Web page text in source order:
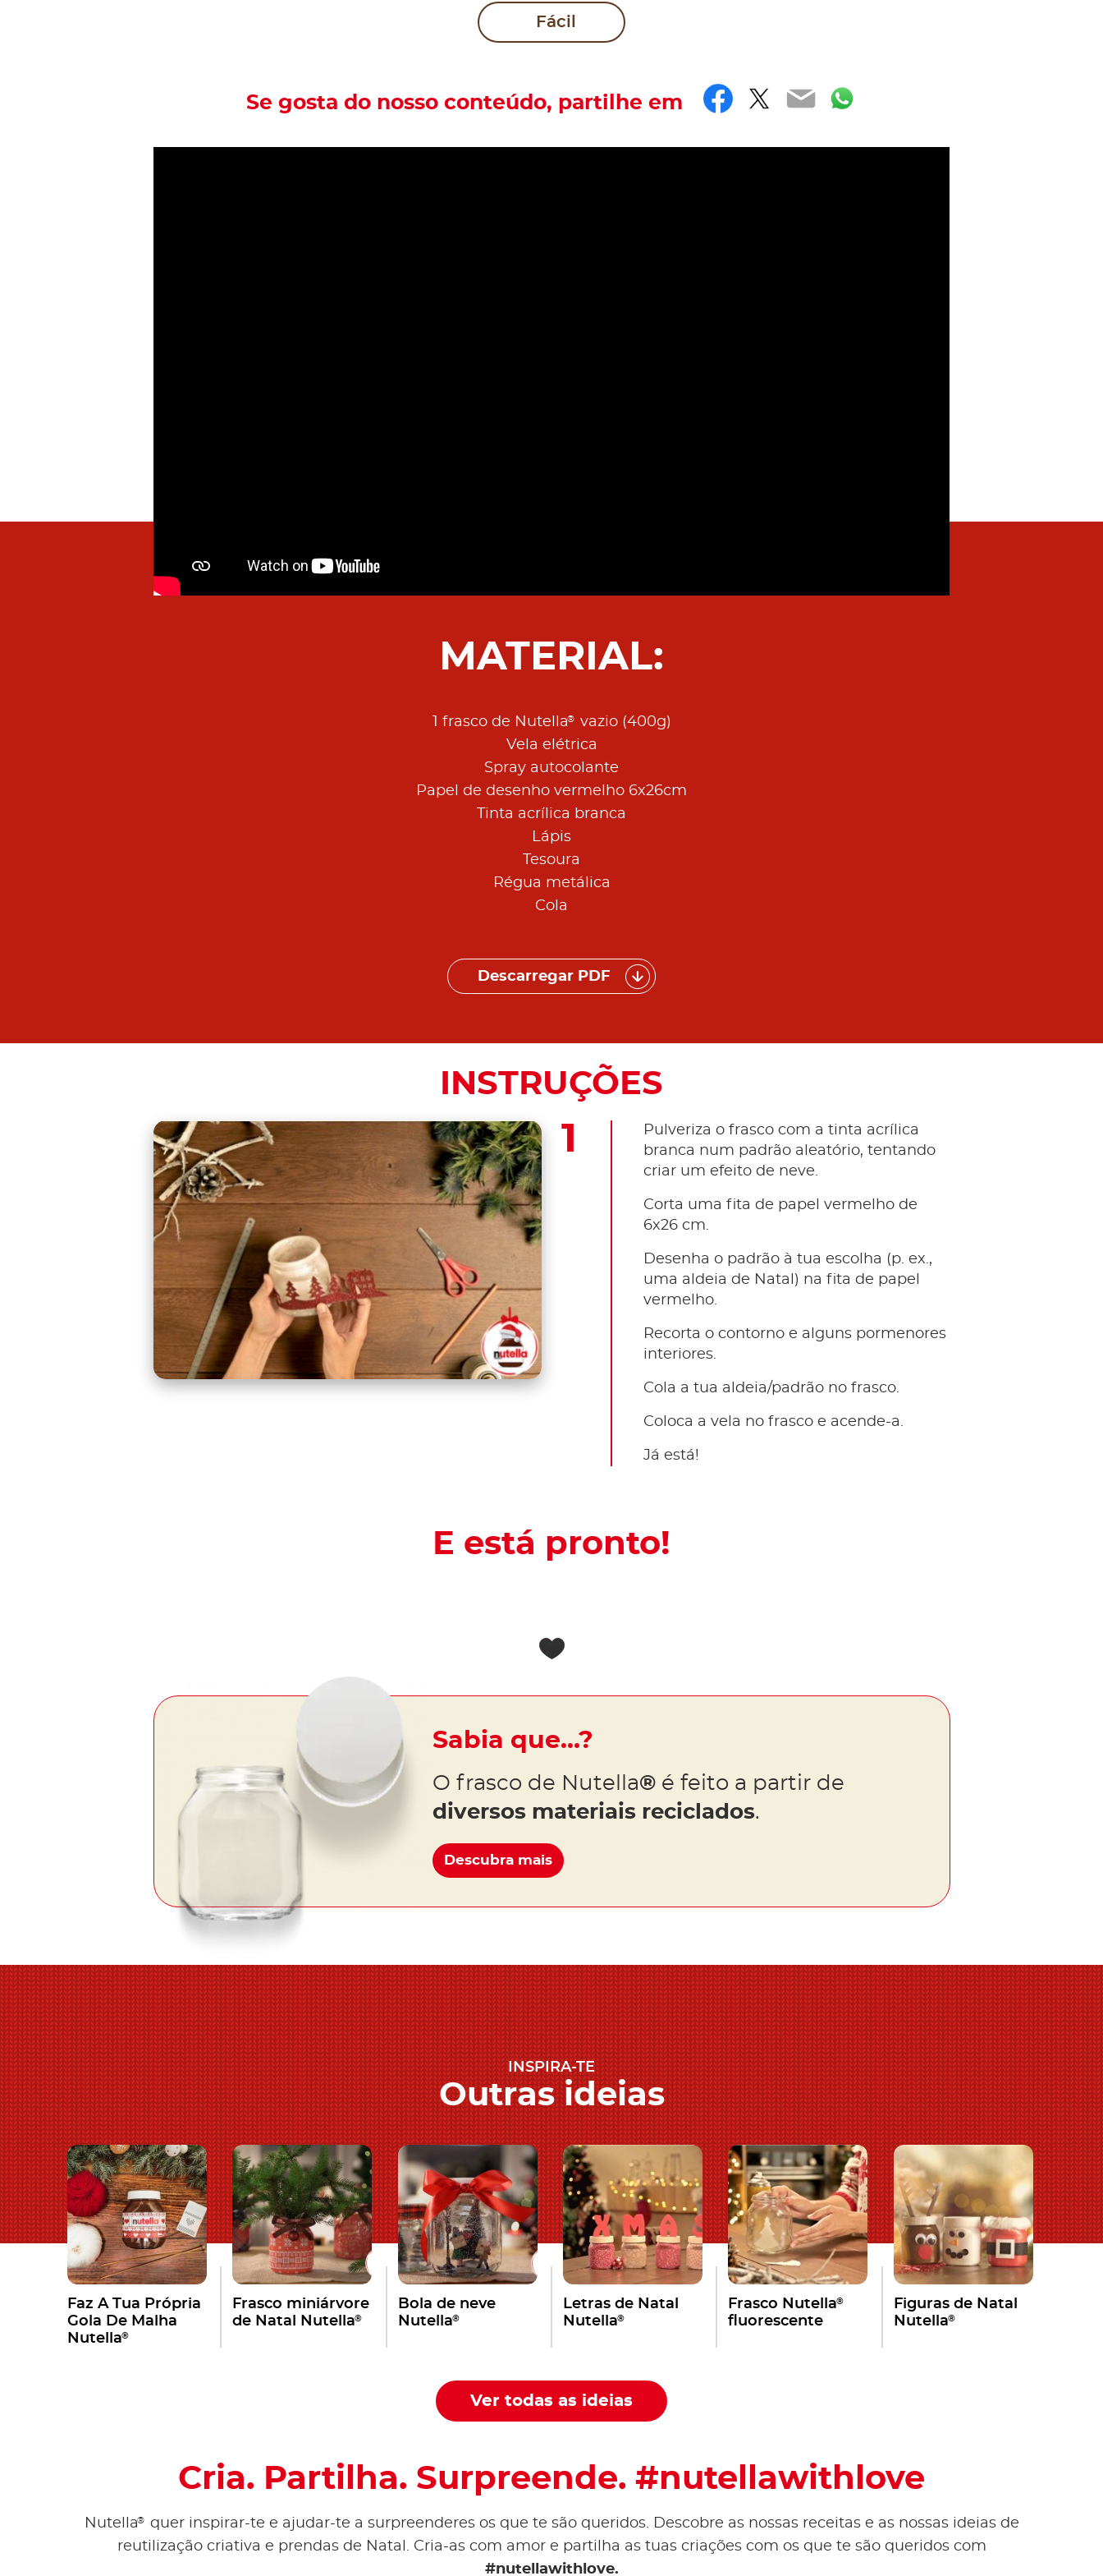
Fácil
Se gosta do nosso conteúdo, partilhe em Facebook
Twitter
EmailWhatsApp
MATERIAL:
1 frasco de Nutella®
vazio (400g)
Vela elétrica
Spray autocolante
Papel de desenho vermelho 6x26cm
Tinta acrílica branca
Lápis
Tesoura
Régua metálica
Cola
Descarregar PDF
INSTRUÇÕES
Pulveriza o frasco com a tinta acrílica
branca num padrão aleatório, tentando
criar um efeito de neve.
Corta uma fita de papel vermelho de
6x26 cm.
Desenha o padrão à tua escolha (p. ex.,
uma aldeia de Natal) na fita de papel
vermelho.
Recorta o contorno e alguns pormenores
interiores.
Cola a tua aldeia/padrão no frasco.
Coloca a vela no frasco e acende-a.
Já está!
E está pronto!
Sabia que…?
O frasco de Nutella®é feito a partir de
diversos materiais reciclados.
Descubra mais
INSPIRA-TE
Outras ideias
Faz A Tua Própria
Gola De Malha
Nutella®
Frasco miniárvore
de Natal Nutella®
Bola de neve
Nutella®
Letras de Natal
Nutella®
Frasco Nutella®
fluorescente
Figuras de Natal
Nutella®
Ver todas as ideias
Cria. Partilha. Surpreende. #nutellawithlove
Nutella®
quer inspirar-te e ajudar-te a surpreenderes os que te são queridos. Descobre as nossas receitas e as nossas ideias de
reutilização criativa e prendas de Natal. Cria-as com amor e partilha as tuas criações com os que te são queridos com
#nutellawithlove.